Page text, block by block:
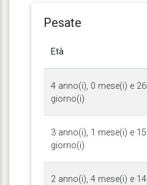
Pesate
Età
4 anno(i), 0 mese(i) e 26
giorno(i)
3 anno(i), 1 mese(i) e 15
giorno(i)
2 anno(i), 4 mese(i) e 14